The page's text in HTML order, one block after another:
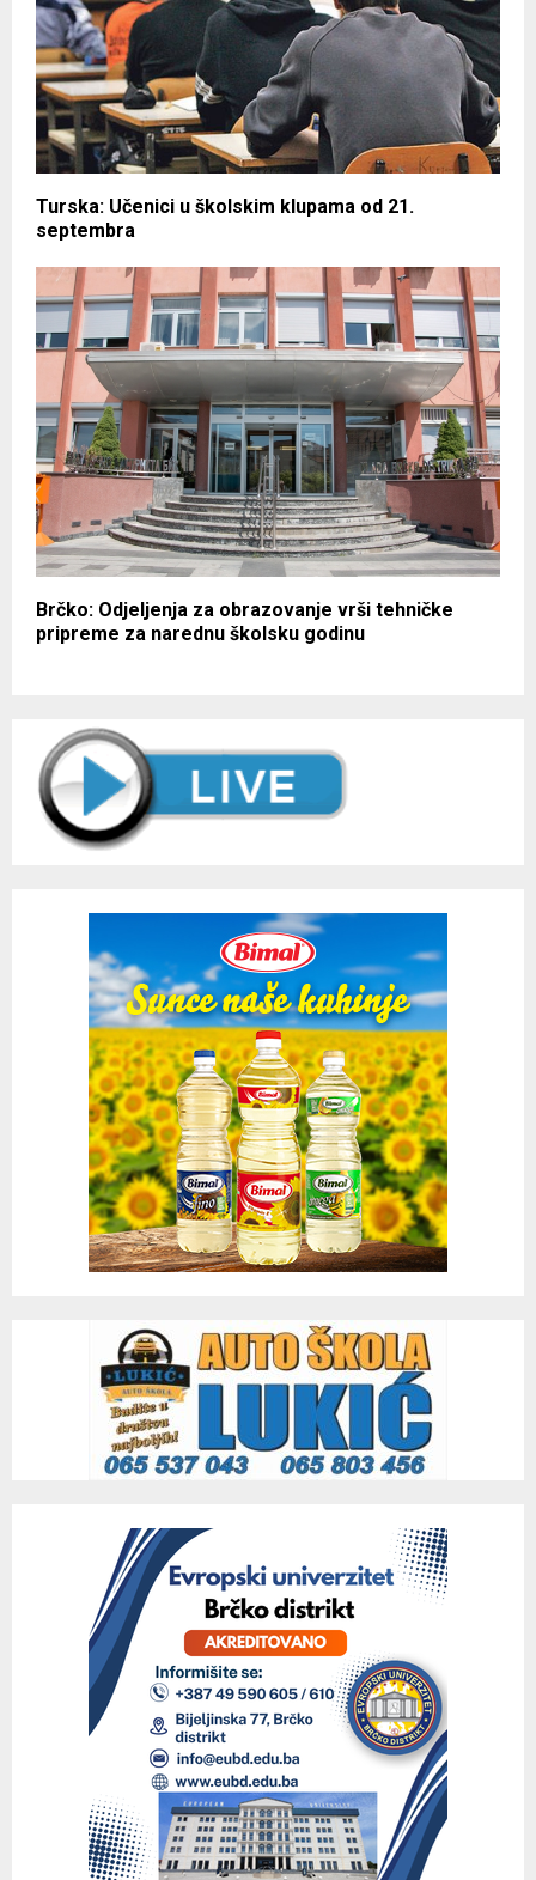
Turska: Učenici u školskim klupama od 21.
septembra
Brčko: Odjeljenja za obrazovanje vrši tehničke
pripreme za narednu školsku godinu